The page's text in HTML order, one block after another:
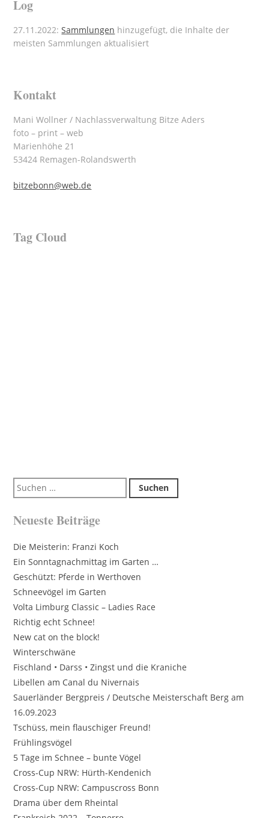
Log
27.11.2022:Sammlungen hinzugefügt, die Inhalte der
meisten Sammlungen aktualisiert
Kontakt
Mani Wollner / Nachlassverwaltung Bitze Aders
foto – print – web
Marienhöhe 21
53424 Remagen-Rolandswerth
bitzebonn@web.de
Tag Cloud
Suchen
nach:
Neueste Beiträge
Die Meisterin: Franzi Koch
Ein Sonntagnachmittag im Garten …
Geschützt: Pferde in Werthoven
Schneevögel im Garten
Volta Limburg Classic – Ladies Race
Richtig echt Schnee!
New cat on the block!
Winterschwäne
Fischland • Darss • Zingst und die Kraniche
Libellen am Canal du Nivernais
Sauerländer Bergpreis / Deutsche Meisterschaft Berg am
16.09.2023
Tschüss, mein flauschiger Freund!
Frühlingsvögel
5 Tage im Schnee – bunte Vögel
Cross-Cup NRW: Hürth-Kendenich
Cross-Cup NRW: Campuscross Bonn
Drama über dem Rheintal